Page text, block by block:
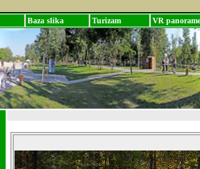
Baza slika Turizam VR panorame